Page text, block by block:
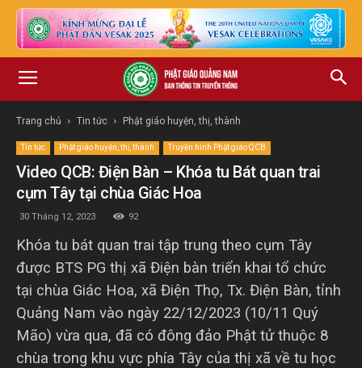
Trang chủ Tin tức Phật giáo huyện, thị, thành
Tin tức Phật giáo huyện, thị, thành Truyền hình Phật giáo QCB
Video QCB: Điện Bàn – Khóa tu Bát quan trai
cụm Tây tại chùa Giác Hoa
30 Tháng 12, 2023 92
Khóa tu bát quan trai tập trung theo cụm Tây
được BTS PG thị xã Điện bàn triển khai tổ chức
tại chùa Giác Hoa, xã Điện Thọ, Tx. Điện Bàn, tỉnh
Quảng Nam vào ngày 22/12/2023 (10/11 Quý
Mão) vừa qua, đã có đông đảo Phật tử thuộc 8
chùa trong khu vực phía Tây của thị xã về tu học